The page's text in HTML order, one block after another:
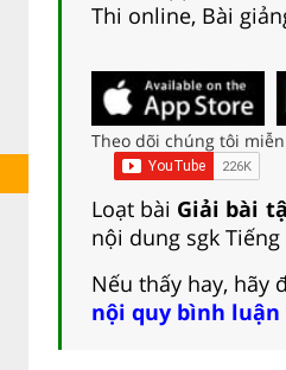
Thi online, Bài
Theo dõi chúng tôi
Loạt bài Giải bài
nội dung sgk
Nếu thấy hay, hãy
nội quy bình